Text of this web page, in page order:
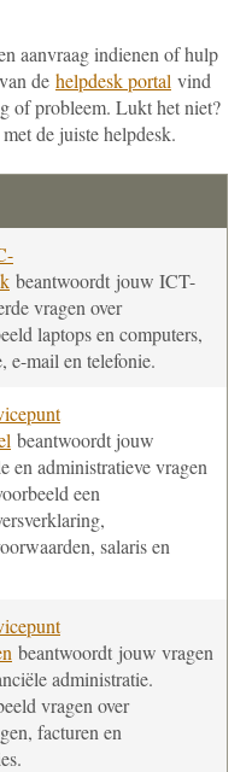
aanvraag indienen of hulp
de helpdeskportal vind
of probleem. Lukt het niet?
de juiste helpdesk.
beantwoordt jouw ICT-
vragen over
laptops en computers,
e-mail en telefonie.
beantwoordt jouw
en administratieve vragen
een
salaris en
beantwoordt jouw vragen
administratie.
vragen over
facturen en